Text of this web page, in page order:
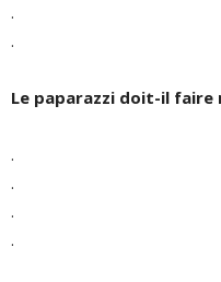
.
.
Le paparazzi doit-il faire
.
.
.
.